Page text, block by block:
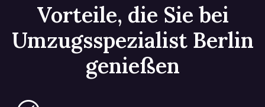
Vorteile, die Sie bei
Umzugsspezialist Berlin
genießen